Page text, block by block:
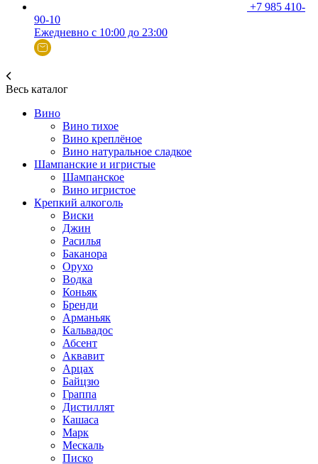
+7 985 410-
90-10
Ежедневно с 10:00 до 23:00
Весь каталог
Вино
Вино тихое
Вино креплёное
Вино натуральное сладкое
Шампанские и игристые
Шампанское
Вино игристое
Крепкий алкоголь
Виски
Джин
Расилья
Баканора
Орухо
Водка
Коньяк
Бренди
Арманьяк
Кальвадос
Абсент
Аквавит
Арцах
Байцзю
Граппа
Дистиллят
Кашаса
Марк
Мескаль
Писко